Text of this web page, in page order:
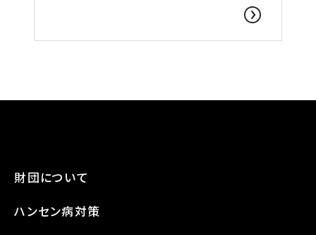
財団について
ハンセン病対策